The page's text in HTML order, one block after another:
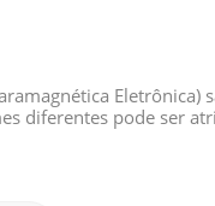
diferentes pode ser